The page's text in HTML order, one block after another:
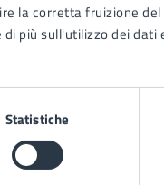
la corretta fruizione
più sull'utilizzo dei dati
Statistiche